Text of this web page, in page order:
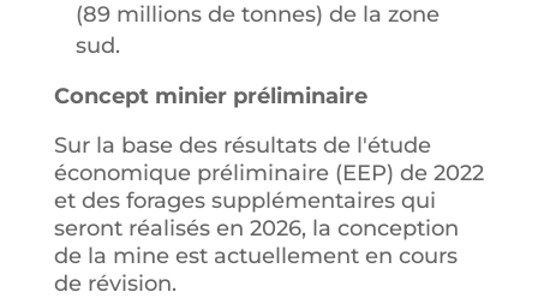
(89 millions de tonnes) de la zone
sud.
Concept minier préliminaire
Sur la base des résultats de l'étude
économique préliminaire (EEP) de 2022
et des forages supplémentaires qui
seront réalisés en 2026, la conception
de la mine est actuellement en cours
de révision.